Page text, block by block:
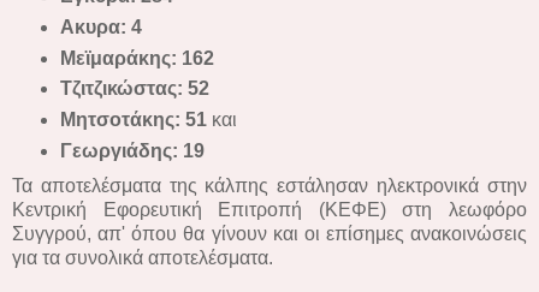
Ακυρα: 4
Μεϊμαράκης: 162
Τζιτζικώστας: 52
Μητσοτάκης: 51 και
Γεωργιάδης: 19
Τα αποτελέσματα της κάλπης εστάλησαν ηλεκτρονικά στην
Κεντρική Εφορευτική Επιτροπή (ΚΕΦΕ) στη λεωφόρο
Συγγρού, απ' όπου θα γίνουν και οι επίσημες ανακοινώσεις
για τα συνολικά αποτελέσματα.